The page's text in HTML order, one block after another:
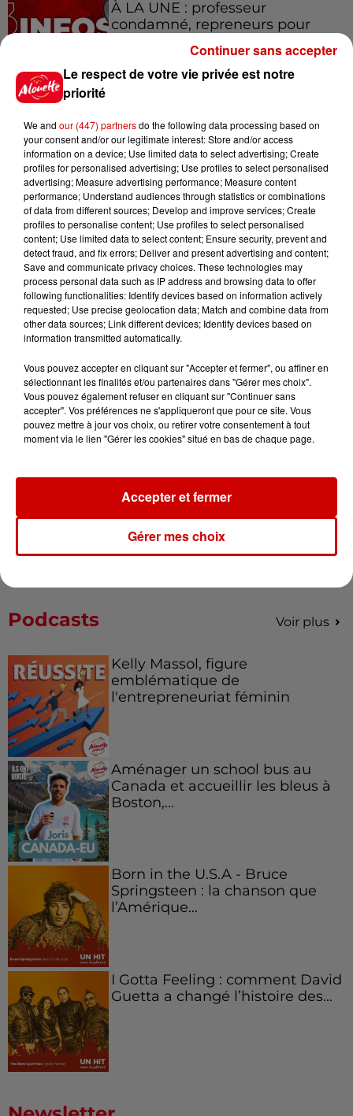
À LA UNE : professeur
condamné, repreneurs pour
Jeux Voir plus
Le Duel - Gagnez vos entrées
pour l'un des zoos de nos
régions !
Gagnez vos places pour le
Festival du Roi Arthur 2026 !
Gagnez vos entrées pour le
Musée du Sport Automobile au
Mans !
votre séjour en famille au cœur
de la...
Podcasts Voir plus
Kelly Massol, figure
emblématique de
l'entrepreneuriat féminin
Aménager un school bus au
Canada et accueillir les bleus à
Boston,...
Born in the U.S.A - Bruce
Springsteen : la chanson que
l’Amérique...
I Gotta Feeling : comment David
Guetta a changé l’histoire des...
Le respect de votre vie privée est notre
priorité
We and our (447) partnersdo the following data processing based on
your consent and/or our legitimate interest: Store and/or access
information on a device; Use limited data to select advertising; Create
profiles for personalised advertising; Use profiles to select personalised
advertising; Measure advertising performance; Measure content
performance; Understand audiences through statistics or combinations
of data from different sources; Develop and improve services; Create
profiles to personalise content; Use profiles to select personalised
content; Use limited data to select content; Ensure security, prevent and
detect fraud, and fix errors; Deliver and present advertising and content;
Save and communicate privacy choices. These technologies may
process personal data such as IP address and browsing data to offer
following functionalities: Identify devices based on information actively
requested; Use precise geolocation data; Match and combine data from
other data sources; Link different devices; Identify devices based on
information transmitted automatically.
Vous pouvez accepter en cliquant sur "Accepter et fermer", ou affiner en
sélectionnant les finalités et/ou partenaires dans "Gérer mes choix".
Vous pouvez également refuser en cliquant sur "Continuer sans
accepter". Vos préférences ne s'appliqueront que pour ce site. Vous
pouvez mettre à jour vos choix, ou retirer votre consentement à tout
moment via le lien "Gérer les cookies" situé en bas de chaque page.
Gérer mes choix
Accepter et fermer
Continuer sans accepter